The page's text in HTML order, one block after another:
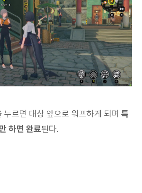
누르면 대상 앞으로 워프하게 되며 특
하면 완료된다.